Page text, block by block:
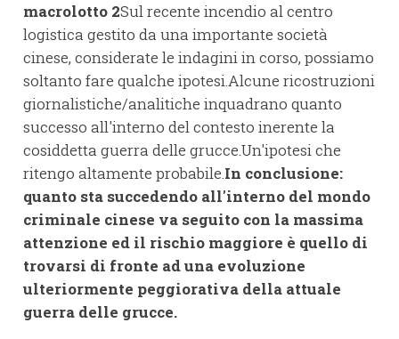
macrolotto 2Sul recente incendio al centro
logistica gestito da una importante società
cinese, considerate le indagini in corso, possiamo
soltanto fare qualche ipotesi.Alcune ricostruzioni
giornalistiche/analitiche inquadrano quanto
successo all'interno del contesto inerente la
cosiddetta guerra delle grucce.Un'ipotesi che
ritengo altamente probabile.In conclusione:
quanto sta succedendo all'interno del mondo
criminale cinese va seguito con la massima
attenzione ed il rischio maggiore è quello di
trovarsi di fronte ad una evoluzione
ulteriormente peggiorativa della attuale
guerra delle grucce.